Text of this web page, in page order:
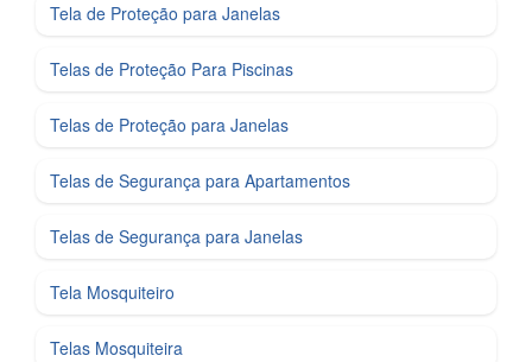
Tela de Proteção para Janelas
Telas de Proteção Para Piscinas
Telas de Proteção para Janelas
Telas de Segurança para Apartamentos
Telas de Segurança para Janelas
Tela Mosquiteiro
Telas Mosquiteira